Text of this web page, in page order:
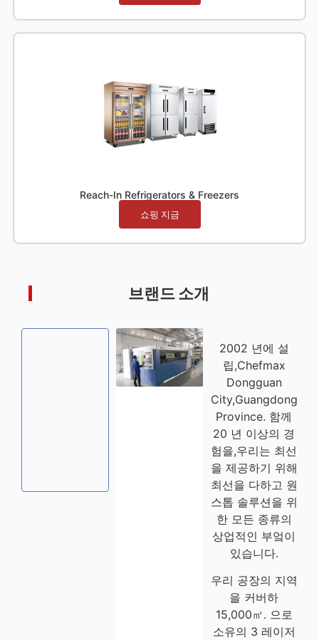
Reach-In Refrigerators & Freezers
쇼핑 지금
브랜드 소개
2002 년에 설
립,Chefmax
Dongguan
City,Guangdong
Province. 함께
20 년 이상의 경
험을,우리는 최선
을 제공하기 위해
최선을 다하고 원
스톱 솔루션을 위
한 모든 종류의
상업적인 부엌이
있습니다.
우리 공장의 지역
을 커버하
15,000㎡. 으로
소유의 3 레이저
디지털 드릴링 머
신